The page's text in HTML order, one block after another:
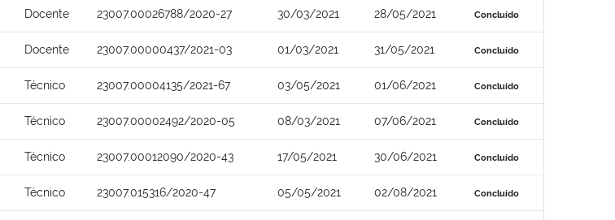
Docente 23007.00026788/2020-27 30/03/2021 28/05/2021 Concluído
Docente 23007.00000437/2021-03 01/03/2021 31/05/2021 Concluído
Técnico 23007.00004135/2021-67 03/05/2021 01/06/2021 Concluído
Técnico 23007.00002492/2020-05 08/03/2021 07/06/2021 Concluído
Técnico 23007.00012090/2020-43 17/05/2021 30/06/2021 Concluído
Técnico 23007.015316/2020-47 05/05/2021 02/08/2021 Concluído